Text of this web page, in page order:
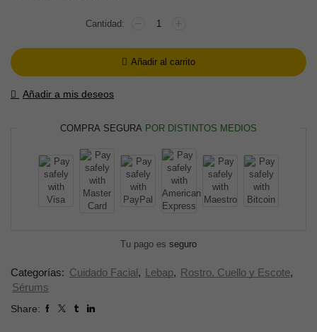
SÉRUM
DE
Añadir al carrito
Añadir a mis deseos
COMPRA SEGURA POR DISTINTOS MEDIOS
Tu pago es seguro
Categorías: Cuidado Facial, Lebap, Rostro, Cuello y Escote,
Sérums
Share: